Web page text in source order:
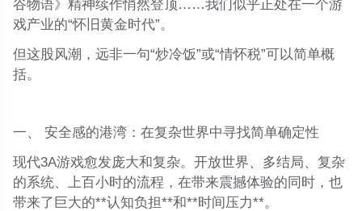
谷物语》精神续作悄然登顶……我们似乎正处在一个游
戏产业的“怀旧黄金时代”。
但这股风潮，远非一句“炒冷饭”或“情怀税”可以简单概
括。
一、 安全感的港湾：在复杂世界中寻找简单确定性
现代3A游戏愈发庞大和复杂。开放世界、多结局、复杂
的系统、上百小时的流程，在带来震撼体验的同时，也
带来了巨大的**认知负担**和**时间压力**。